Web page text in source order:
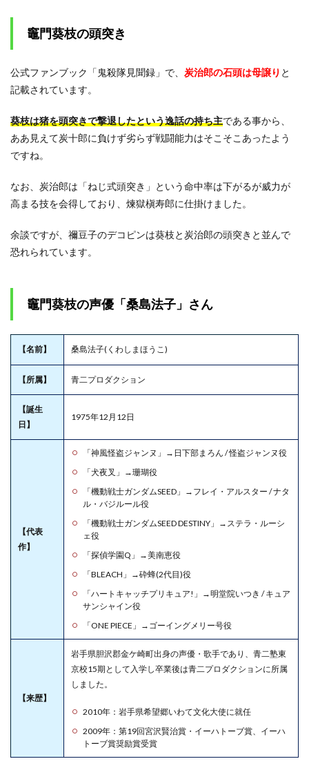
竈門葵枝の頭突き
公式ファンブック「鬼殺隊見聞録」で、 炭治郎の石頭は母譲り と
記載されています。
葵枝は猪を頭突きで撃退したという逸話の持ち主である事から、
ああ見えて炭十郎に負けず劣らず戦闘能力はそこそこあったよう
ですね。
なお、炭治郎は「ねじ式頭突き」という命中率は下がるが威力が
高まる技を会得しており、煉獄槇寿郎に仕掛けました。
余談ですが、禰豆子のデコピンは葵枝と炭治郎の頭突きと並んで
恐れられています。
竈門葵枝の声優「桑島法子」さん
【名前】 桑島法子(くわしまほうこ)
【所属】 青二プロダクション
【誕生
日】
1975年12月12日
【代表
作】
「神風怪盗ジャンヌ」→日下部まろん / 怪盗ジャンヌ役
「犬夜叉」→珊瑚役
「機動戦士ガンダムSEED」→フレイ・アルスター / ナタ
ル・バジルール役
「機動戦士ガンダムSEED DESTINY」→ステラ・ルーシ
ェ役
「探偵学園Q」→美南恵役
「BLEACH」→砕蜂(2代目)役
「ハートキャッチプリキュア!」→明堂院いつき / キュア
サンシャイン役
「ONE PIECE」→ゴーイングメリー号役
【来歴】
岩手県胆沢郡金ケ崎町出身の声優・歌手であり、青二塾東
京校15期として入学し卒業後は青二プロダクションに所属
しました。
2010年：岩手県希望郷いわて文化大使に就任
2009年：第19回宮沢賢治賞・イーハトーブ賞、イーハ
トーブ賞奨励賞受賞